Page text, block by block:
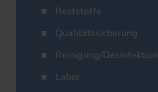
Reststoffe
Qualitätssicherung
Reinigung/Desinfektion
Labor